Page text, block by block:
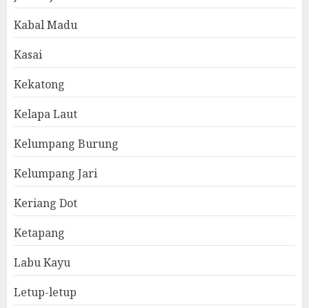
Kabal Madu
Kasai
Kekatong
Kelapa Laut
Kelumpang Burung
Kelumpang Jari
Keriang Dot
Ketapang
Labu Kayu
Letup-letup